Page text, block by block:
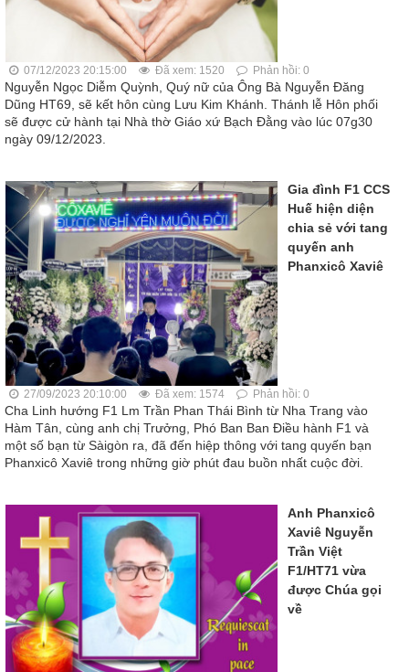
07/12/2023 20:15:00 Đã xem: 1520 Phản hồi: 0
Nguyễn Ngọc Diễm Quỳnh, Quý nữ của Ông Bà Nguyễn Đăng
Dũng HT69, sẽ kết hôn cùng Lưu Kim Khánh. Thánh lễ Hôn phối
sẽ được cử hành tại Nhà thờ Giáo xứ Bạch Đằng vào lúc 07g30
ngày 09/12/2023.
Gia đình F1 CCS
Huế hiện diện
chia sẻ với tang
quyến anh
Phanxicô Xaviê
27/09/2023 20:10:00 Đã xem: 1574 Phản hồi: 0
Cha Linh hướng F1 Lm Trần Phan Thái Bình từ Nha Trang vào
Hàm Tân, cùng anh chị Trưởng, Phó Ban Ban Điều hành F1 và
một số bạn từ Sàigòn ra, đã đến hiệp thông với tang quyến bạn
Phanxicô Xaviê trong những giờ phút đau buồn nhất cuộc đời.
Anh Phanxicô
Xaviê Nguyễn
Trần Việt
F1/HT71 vừa
được Chúa gọi
về